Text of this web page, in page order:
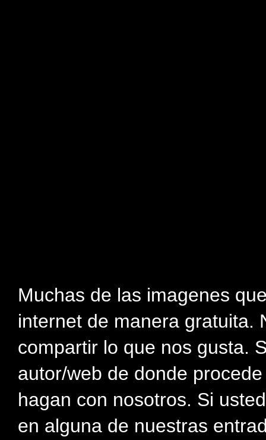
Muchas de las imagenes
internet de manera gratuita.
compartir lo que nos gusta.
autor/web de donde
hagan con nosotros. Si
en alguna de nuestras